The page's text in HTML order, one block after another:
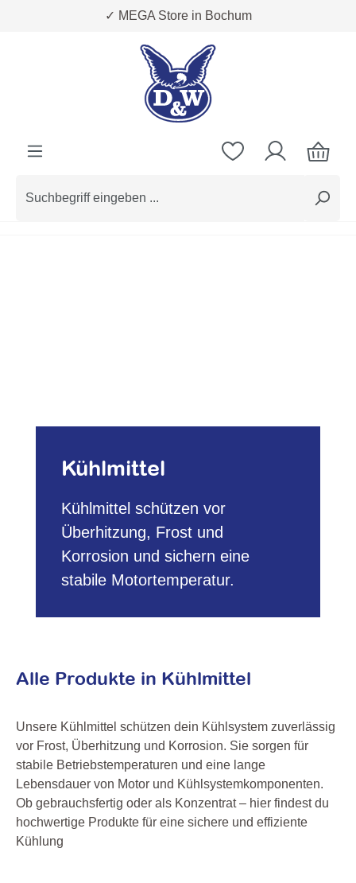
Zum Hauptinhalt springen✓ MEGA Store in Bochum
Kühlmittel
Kühlmittel schützen vor
Überhitzung, Frost und
Korrosion und sichern eine
stabile Motortemperatur.
Alle Produkte in Kühlmittel
Unsere Kühlmittel schützen dein Kühlsystem zuverlässig
vor Frost, Überhitzung und Korrosion. Sie sorgen für
stabile Betriebstemperaturen und eine lange
Lebensdauer von Motor und Kühlsystemkomponenten.
Ob gebrauchsfertig oder als Konzentrat – hier findest du
hochwertige Produkte für eine sichere und effiziente
Kühlung